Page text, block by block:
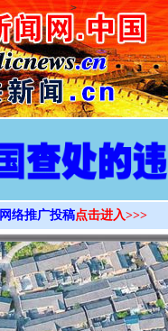
>
网络推广投稿点击进入>>>